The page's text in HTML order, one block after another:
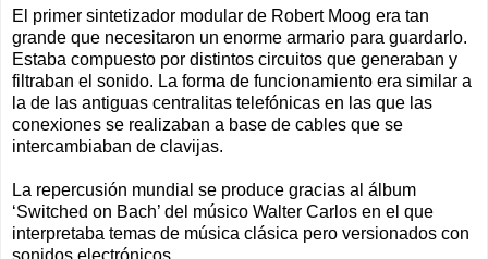
El primer sintetizador modular de Robert Moog era tan
grande que necesitaron un enorme armario para guardarlo.
Estaba compuesto por distintos circuitos que generaban y
filtraban el sonido. La forma de funcionamiento era similar a
la de las antiguas centralitas telefónicas en las que las
conexiones se realizaban a base de cables que se
intercambiaban de clavijas.
La repercusión mundial se produce gracias al álbum
‘Switched on Bach’ del músico Walter Carlos en el que
interpretaba temas de música clásica pero versionados con
sonidos electrónicos.